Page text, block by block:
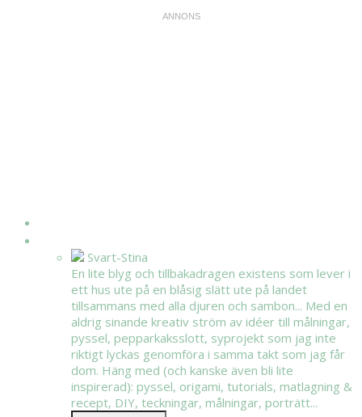
Svart-Stina
En lite blyg och tillbakadragen existens som lever i
ett hus ute på en blåsig slätt ute på landet
tillsammans med alla djuren och sambon... Med en
aldrig sinande kreativ ström av idéer till målningar,
pyssel, pepparkaksslott, syprojekt som jag inte
riktigt lyckas genomföra i samma takt som jag får
dom. Häng med (och kanske även bli lite
inspirerad): pyssel, origami, tutorials, matlagning &
recept, DIY, teckningar, målningar, porträtt...